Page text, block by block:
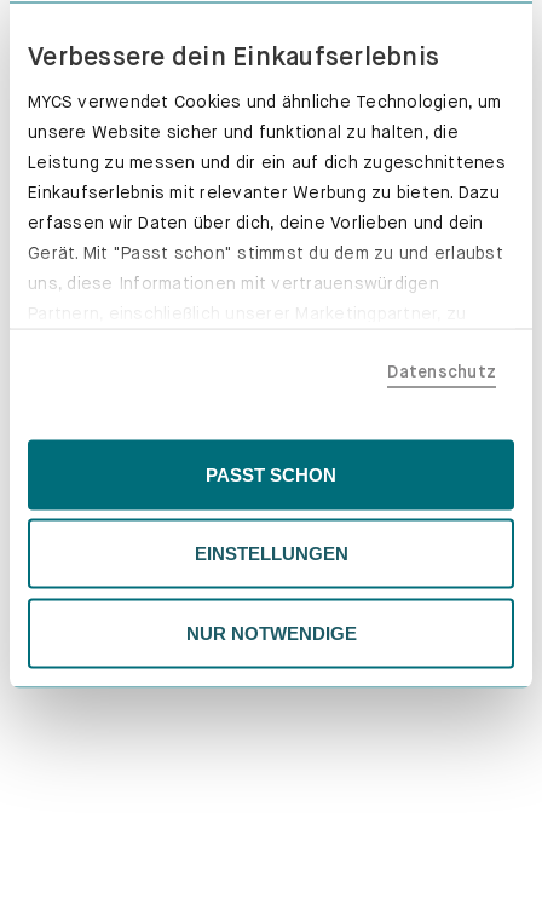
Verbessere dein Einkaufserlebnis
MYCS verwendet Cookies und ähnliche Technologien, um
unsere Website sicher und funktional zu halten, die
Leistung zu messen und dir ein auf dich zugeschnittenes
Einkaufserlebnis mit relevanter Werbung zu bieten. Dazu
erfassen wir Daten über dich, deine Vorlieben und dein
Gerät. Mit "Passt schon" stimmst du dem zu und erlaubst
uns, diese Informationen mit vertrauenswürdigen
der EU, beispielsweise in den USA, verarbeitet werden
Inhalte eingeschränkt sein könnten. Wähle
deiner Präferenzen. Du kannst deine Wahl jederzeit
ändern. Weitere Informationen findest du in unserer
Datenschutzrichtlinie.
Datenschutz
PASST SCHON
EINSTELLUNGEN
NUR NOTWENDIGE
Schubladenkästen. Stabil mit Stil.
Erfahre mehr